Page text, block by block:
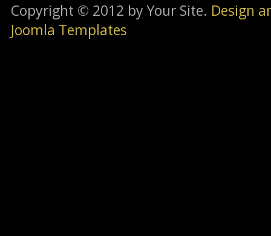
Copyright © 2012 by Your Site. Design
Joomla Templates